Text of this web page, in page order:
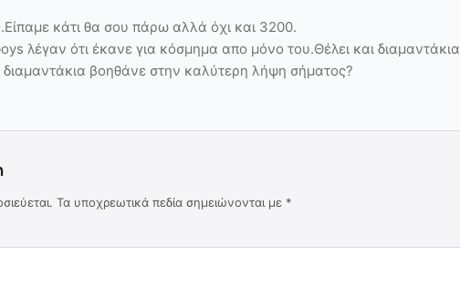
κάτι θα σου πάρω αλλά όχι και 3200.
λέγαν ότι έκανε για κόσμημα απο μόνο του.Θέλει και διαμαντάκια
διαμαντάκια βοηθάνε στην καλύτερη λήψη σήματος?
Τα υποχρεωτικά πεδία σημειώνονται με *